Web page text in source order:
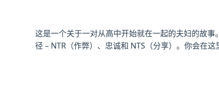
这是一个关于一对从高中开始就在一起的夫妇的故
径 – NTR（作弊）、忠诚和 NTS（分享）。你会在